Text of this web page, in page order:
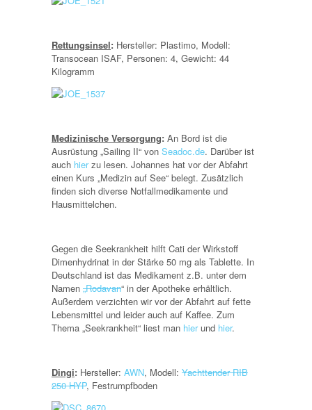
Rettungsinsel: Hersteller: Plastimo, Modell:
Transocean ISAF, Personen: 4, Gewicht: 44
Kilogramm
Medizinische Versorgung: An Bord ist die
Ausrüstung „Sailing II“ von Seadoc.de. Darüber ist
auch hierzu lesen. Johannes hat vor der Abfahrt
einen Kurs „Medizin auf See“ belegt. Zusätzlich
finden sich diverse Notfallmedikamente und
Hausmittelchen.
Gegen die Seekrankheit hilft Cati der Wirkstoff
Dimenhydrinat in der Stärke 50 mg als Tablette. In
Deutschland ist das Medikament z.B. unter dem
Namen „Rodavan“ in der Apotheke erhältlich.
Außerdem verzichten wir vor der Abfahrt auf fette
Lebensmittel und leider auch auf Kaffee. Zum
Thema „Seekrankheit“ liest man hierund hier.
Dingi: Hersteller: AWN, Modell: Yachttender RIB
250 HYP, Festrumpfboden